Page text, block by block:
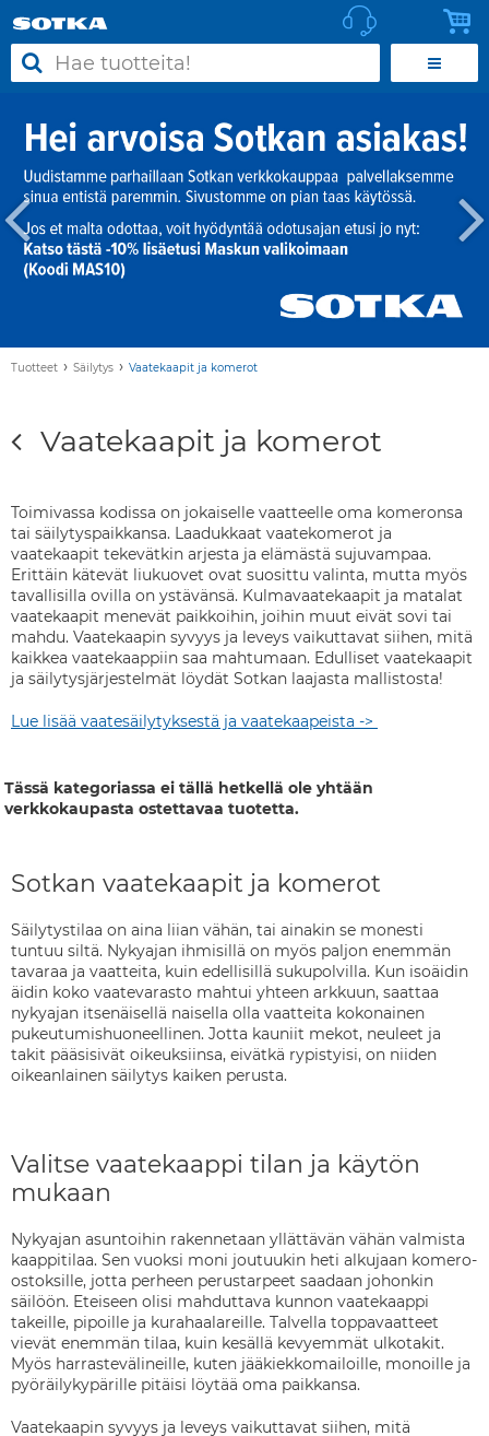
Tuotteet › Säilytys › Vaatekaapit ja komerot
Vaatekaapit ja komerot
Toimivassa kodissa on jokaiselle vaatteelle oma komeronsa
tai säilytyspaikkansa. Laadukkaat vaatekomerot ja
vaatekaapit tekevätkin arjesta ja elämästä sujuvampaa.
Erittäin kätevät liukuovet ovat suosittu valinta, mutta myös
tavallisilla ovilla on ystävänsä. Kulmavaatekaapit ja matalat
vaatekaapit menevät paikkoihin, joihin muut eivät sovi tai
mahdu. Vaatekaapin syvyys ja leveys vaikuttavat siihen, mitä
kaikkea vaatekaappiin saa mahtumaan. Edulliset vaatekaapit
ja säilytysjärjestelmät löydät Sotkan laajasta mallistosta!
Lue lisää vaatesäilytyksestä ja vaatekaapeista ->
Tässä kategoriassa ei tällä hetkellä ole yhtään
verkkokaupasta ostettavaa tuotetta.
Sotkan vaatekaapit ja komerot
Säilytystilaa on aina liian vähän, tai ainakin se monesti
tuntuu siltä. Nykyajan ihmisillä on myös paljon enemmän
tavaraa ja vaatteita, kuin edellisillä sukupolvilla. Kun isoäidin
äidin koko vaatevarasto mahtui yhteen arkkuun, saattaa
nykyajan itsenäisellä naisella olla vaatteita kokonainen
pukeutumishuoneellinen. Jotta kauniit mekot, neuleet ja
takit pääsisivät oikeuksiinsa, eivätkä rypistyisi, on niiden
oikeanlainen säilytys kaiken perusta.
Valitse vaatekaappi tilan ja käytön
mukaan
Nykyajan asuntoihin rakennetaan yllättävän vähän valmista
kaappitilaa. Sen vuoksi moni joutuukin heti alkujaan komero-
ostoksille, jotta perheen perustarpeet saadaan johonkin
säilöön. Eteiseen olisi mahduttava kunnon vaatekaappi
takeille, pipoille ja kurahaalareille. Talvella toppavaatteet
vievät enemmän tilaa, kuin kesällä kevyemmät ulkotakit.
Myös harrastevälineille, kuten jääkiekkomailoille, monoille ja
pyöräilykypärille pitäisi löytää oma paikkansa.
Vaatekaapin syvyys ja leveys vaikuttavat siihen, mitä